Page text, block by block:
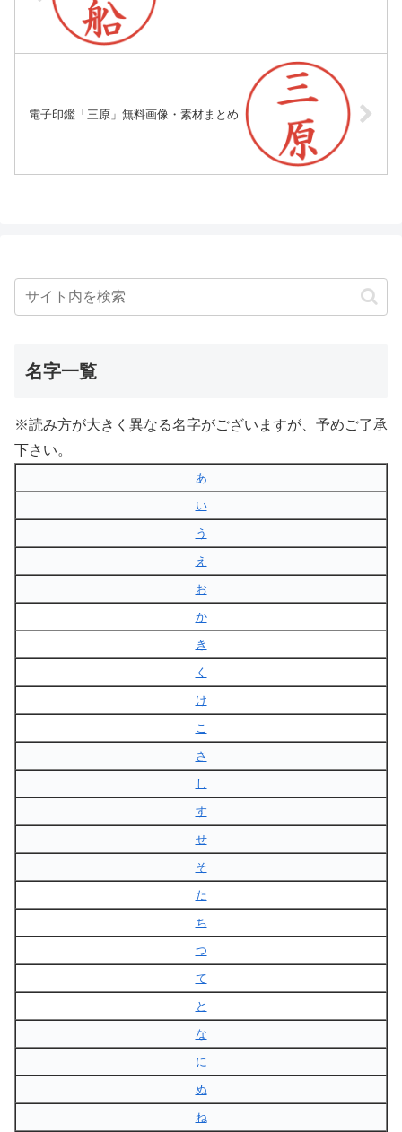
電子印鑑「三原」無料画像・素材まとめ
名字一覧
※読み方が大きく異なる名字がございますが、予めご了承
下さい。
あ
い
う
え
お
か
き
く
け
こ
さ
し
す
せ
そ
た
ち
つ
て
と
な
に
ぬ
ね